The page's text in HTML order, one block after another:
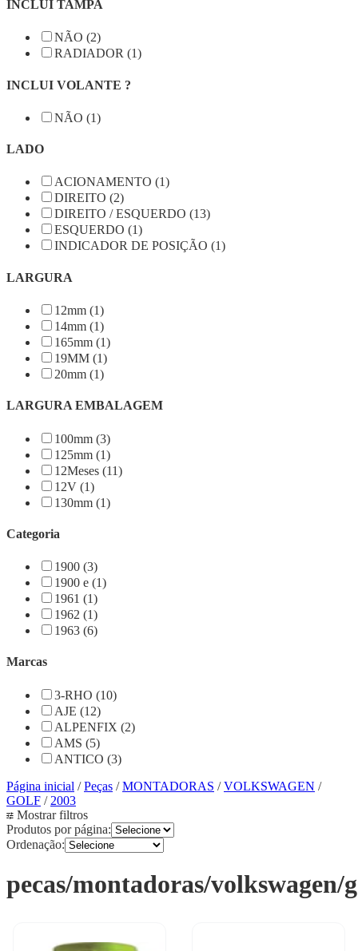
INCLUI TAMPA
NÃO (2)
RADIADOR (1)
INCLUI VOLANTE ?
NÃO (1)
LADO
ACIONAMENTO (1)
DIREITO (2)
DIREITO / ESQUERDO (13)
ESQUERDO (1)
INDICADOR DE POSIÇÃO (1)
LARGURA
12mm (1)
14mm (1)
165mm (1)
19MM (1)
20mm (1)
LARGURA EMBALAGEM
100mm (3)
125mm (1)
12Meses (11)
12V (1)
130mm (1)
Categoria
1900 (3)
1900 e (1)
1961 (1)
1962 (1)
1963 (6)
Marcas
3-RHO (10)
AJE (12)
ALPENFIX (2)
AMS (5)
ANTICO (3)
Página inicial /Peças /MONTADORAS /VOLKSWAGEN /
GOLF / 2003
Mostrar filtros
Produtos por página:
Ordenação:
pecas/montadoras/volkswagen/